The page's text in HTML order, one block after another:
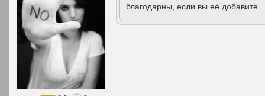
благодарны, если вы её добавите.